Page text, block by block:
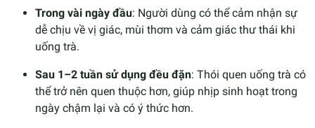
Trong vài ngày đầu: Người dùng có thể cảm nhận sự
dễ chịu về vị giác, mùi thơm và cảm giác thư thái khi
uống trà.
Sau 1–2 tuần sử dụng đều đặn: Thói quen uống trà có
thể trở nên quen thuộc hơn, giúp nhịp sinh hoạt trong
ngày chậm lại và có ý thức hơn.